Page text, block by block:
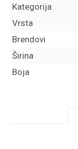
Kategorija
Vrsta
Brendovi
Širina
Boja